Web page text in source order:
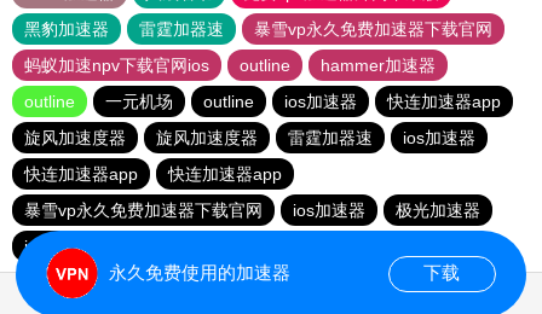
黑豹加速器
雷霆加器速
暴雪vp永久免费加速器下载官网
蚂蚁加速npv下载官网ios
outline
hammer加速器
outline
一元机场 outline ios加速器
快连加速器app
旋风加速度器
旋风加速度器 雷霆加器速
ios加速器
快连加速器app
快连加速器app
暴雪vp永久免费加速器下载官网
ios加速器
极光加速器
ios加速器
永久免费使用的加速器 下载